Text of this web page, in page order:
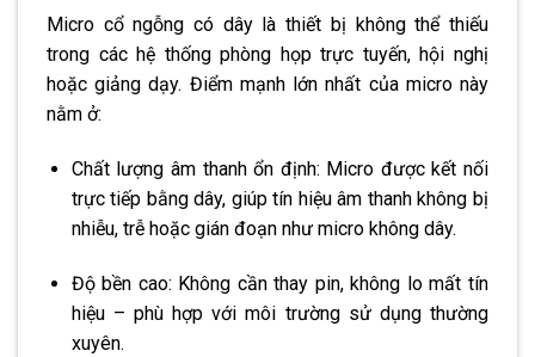
Micro cổ ngỗng có dây là thiết bị không thể thiếu
trong các hệ thống phòng họp trực tuyến, hội nghị
hoặc giảng dạy. Điểm mạnh lớn nhất của micro này
nằm ở:
Chất lượng âm thanh ổn định: Micro được kết nối
trực tiếp bằng dây, giúp tín hiệu âm thanh không bị
nhiễu, trễ hoặc gián đoạn như micro không dây.
Độ bền cao: Không cần thay pin, không lo mất tín
hiệu – phù hợp với môi trường sử dụng thường
xuyên.